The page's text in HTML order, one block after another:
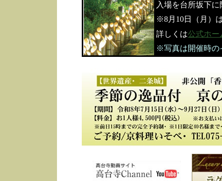
入場を台所坂下
※8月10日（月）
詳しくは公式ホー
※写真は開催時の